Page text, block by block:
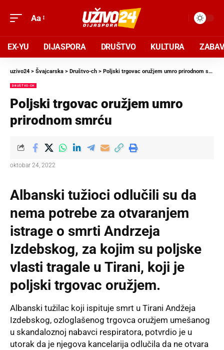
Aa
EX-YU DIJASPORA DRUŠTVO KULTURA
uzivo24 > Švajcarska > Društvo-ch > Poljski trgovac oružjem umro prirodnom smrću
DRUŠTVO-CH
Poljski trgovac oružjem umro
prirodnom smrću
oktobar 24, 2022
Albanski tužioci odlučili su da
nema potrebe za otvaranjem
istrage o smrti Andrzeja
Izdebskog, za kojim su poljske
vlasti tragale u Tirani, koji je
poljski trgovac oružjem.
Albanski tužilac koji ispituje smrt u Tirani Andžeja
Izdebskog, ozloglašenog trgovca oružjem umešanog
u skandaloznoj nabavci respiratora, potvrdio je u
utorak da je njegova kancelarija odlučila da ne otvara